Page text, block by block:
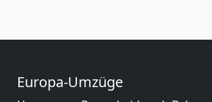
Europa-Umzüge